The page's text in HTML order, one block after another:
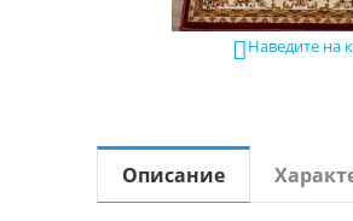
Наведите на
Описание